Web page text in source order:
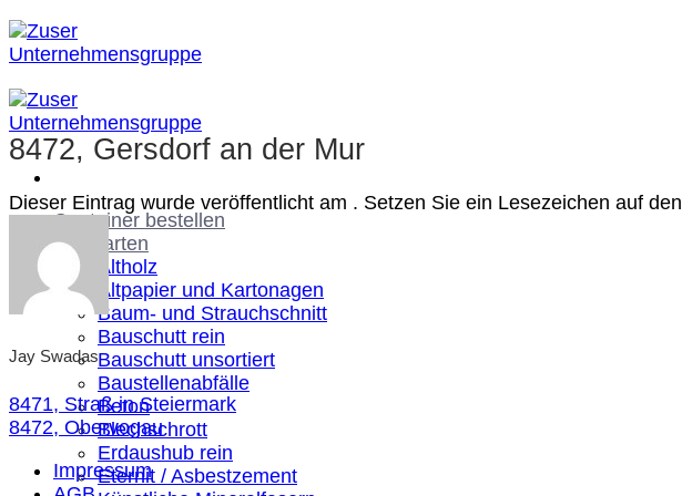
Zum
Inhalt
springen
Container bestellen
Abfallarten
Altholz
Altpapier und Kartonagen
Baum- und Strauchschnitt
Bauschutt rein
Bauschutt unsortiert
Baustellenabfälle
Beton
Blechschrott
Erdaushub rein
Eternit / Asbestzement
8472, Gersdorf an der Mur
Dieser Eintrag wurde veröffentlicht am . Setzen Sie ein Lesezeichen auf den
Jay Swadas
8471, Straß in Steiermark
8472, Obervogau
Impressum